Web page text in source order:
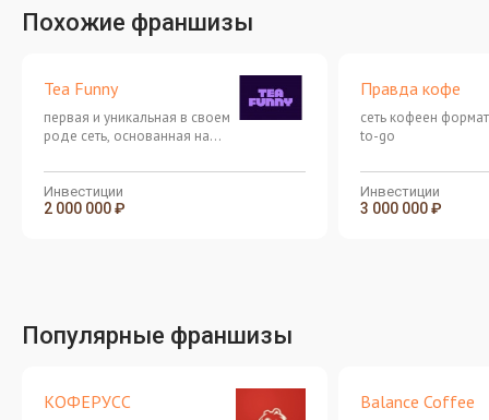
Похожие франшизы
Tea Funny
первая и уникальная в своем
роде сеть, основанная на
азиатских напитков Bubble
Tea
Инвестиции
2 000 000 ₽
Правда кофе
сеть кофеен
to-go
Инвестиции
3 000 000 ₽
Популярные франшизы
КОФЕРУСС Balance Coffee